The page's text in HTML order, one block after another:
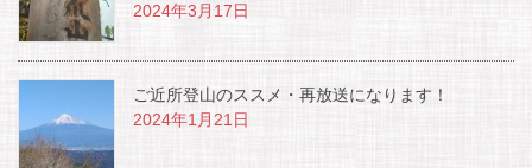
2024年3月17日
ご近所登山のススメ・再放送になります！
2024年1月21日